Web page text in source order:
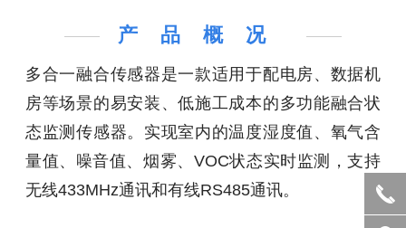
产品概况
多合⼀融合传感器是⼀款适⽤于配电房、数据机
房等场景的易安装、低施⼯成本的多功能融合状
态监测传感器。实现室内的温度湿度值、氧⽓含
量值、噪⾳值、烟雾、VOC状态实时监测，⽀持
⽆线433MHz通讯和有线RS485通讯。